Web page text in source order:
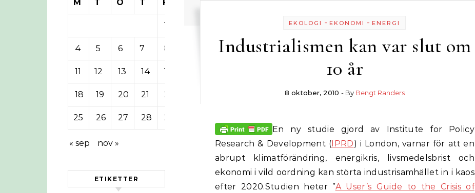
M
T O T F S
1
4 5 6 7 8
11 12 13 14 15
18 19 20 21 22
25 26 27 28 29
« sep nov »
ETIKETTER
EKOLOGI -EKONOMI -ENERGI
Industrialismen kan var slut om
10 år
8 oktober, 2010 - By Bengt Randers
En ny studie gjord av Institute for Policy
Research & Development (IPRD) i London, varnar för att en
abrupt klimatförändring, energikris, livsmedelsbrist och
ekonomi i vild oordning kan störta industrisamhället in i kaos
efter 2020.Studien heter ”A User’s Guide to the Crisis of